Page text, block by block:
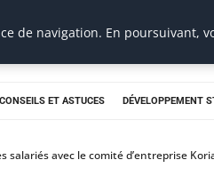
CONSEILS ET ASTUCES DÉVELOPPEMENT
salariés avec le comité d’entreprise
de navigation. En poursuivant,